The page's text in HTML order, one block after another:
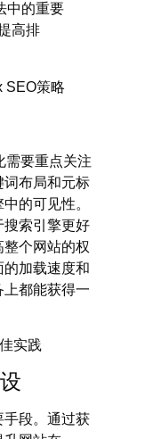
中的重要
高排
SEO策略
需要重点关注
词布局和元标
的可见性。
搜索引擎更好
个网站的权
的加载速度和
都能获得一
实践
手段。通过获